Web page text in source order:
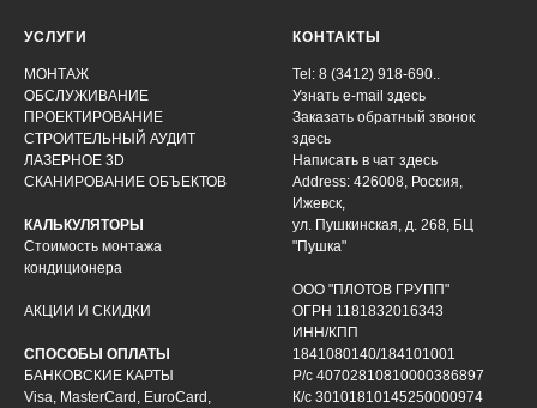
УСЛУГИ
МОНТАЖ
ОБСЛУЖИВАНИЕ
ПРОЕКТИРОВАНИЕ
СТРОИТЕЛЬНЫЙ АУДИТ
ЛАЗЕРНОЕ 3D
СКАНИРОВАНИЕ ОБЪЕКТОВ
КАЛЬКУЛЯТОРЫ
Стоимость монтажа
кондиционера
АКЦИИ И СКИДКИ
СПОСОБЫ ОПЛАТЫ
БАНКОВСКИЕ КАРТЫ
Visa, MasterCard, EuroCard,
КОНТАКТЫ
Tel: 8 (3412) 918-690..
Узнать e-mail здесь
Заказать обратный звонок
здесь
Написать в чат здесь
Address: 426008, Россия,
Ижевск,
ул. Пушкинская, д. 268, БЦ
"Пушка"
ООО "ПЛОТОВ ГРУПП"
ОГРН 1181832016343
ИНН/КПП
1841080140/184101001
Р/с 40702810810000386897
К/с 30101810145250000974